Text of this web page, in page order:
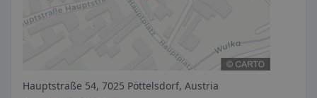
Hauptstraße 54, 7025 Pöttelsdorf, Austria